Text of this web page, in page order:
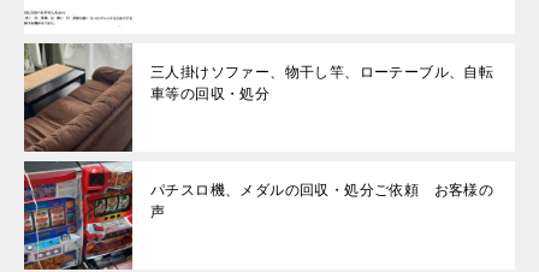
三人掛けソファー、物干し竿、ローテーブル、自転
車等の回収・処分
パチスロ機、メダルの回収・処分ご依頼 お客様の
声